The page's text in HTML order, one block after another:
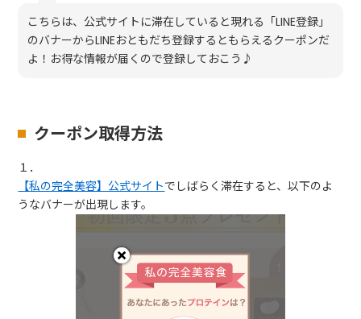
こちらは、公式サイトに滞在していると現れる「LINE登録」
のバナーからLINEおともだち登録するともらえるクーポンだ
よ！お得な情報が届くので登録しておこう♪
クーポン取得方法
１．
【私の完全美容】公式サイトでしばらく滞在すると、以下のよ
うなバナーが出現します。